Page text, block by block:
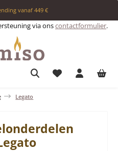
vanaf 449 €
via onscontactformulier.
Je hebt 0 items
Legato